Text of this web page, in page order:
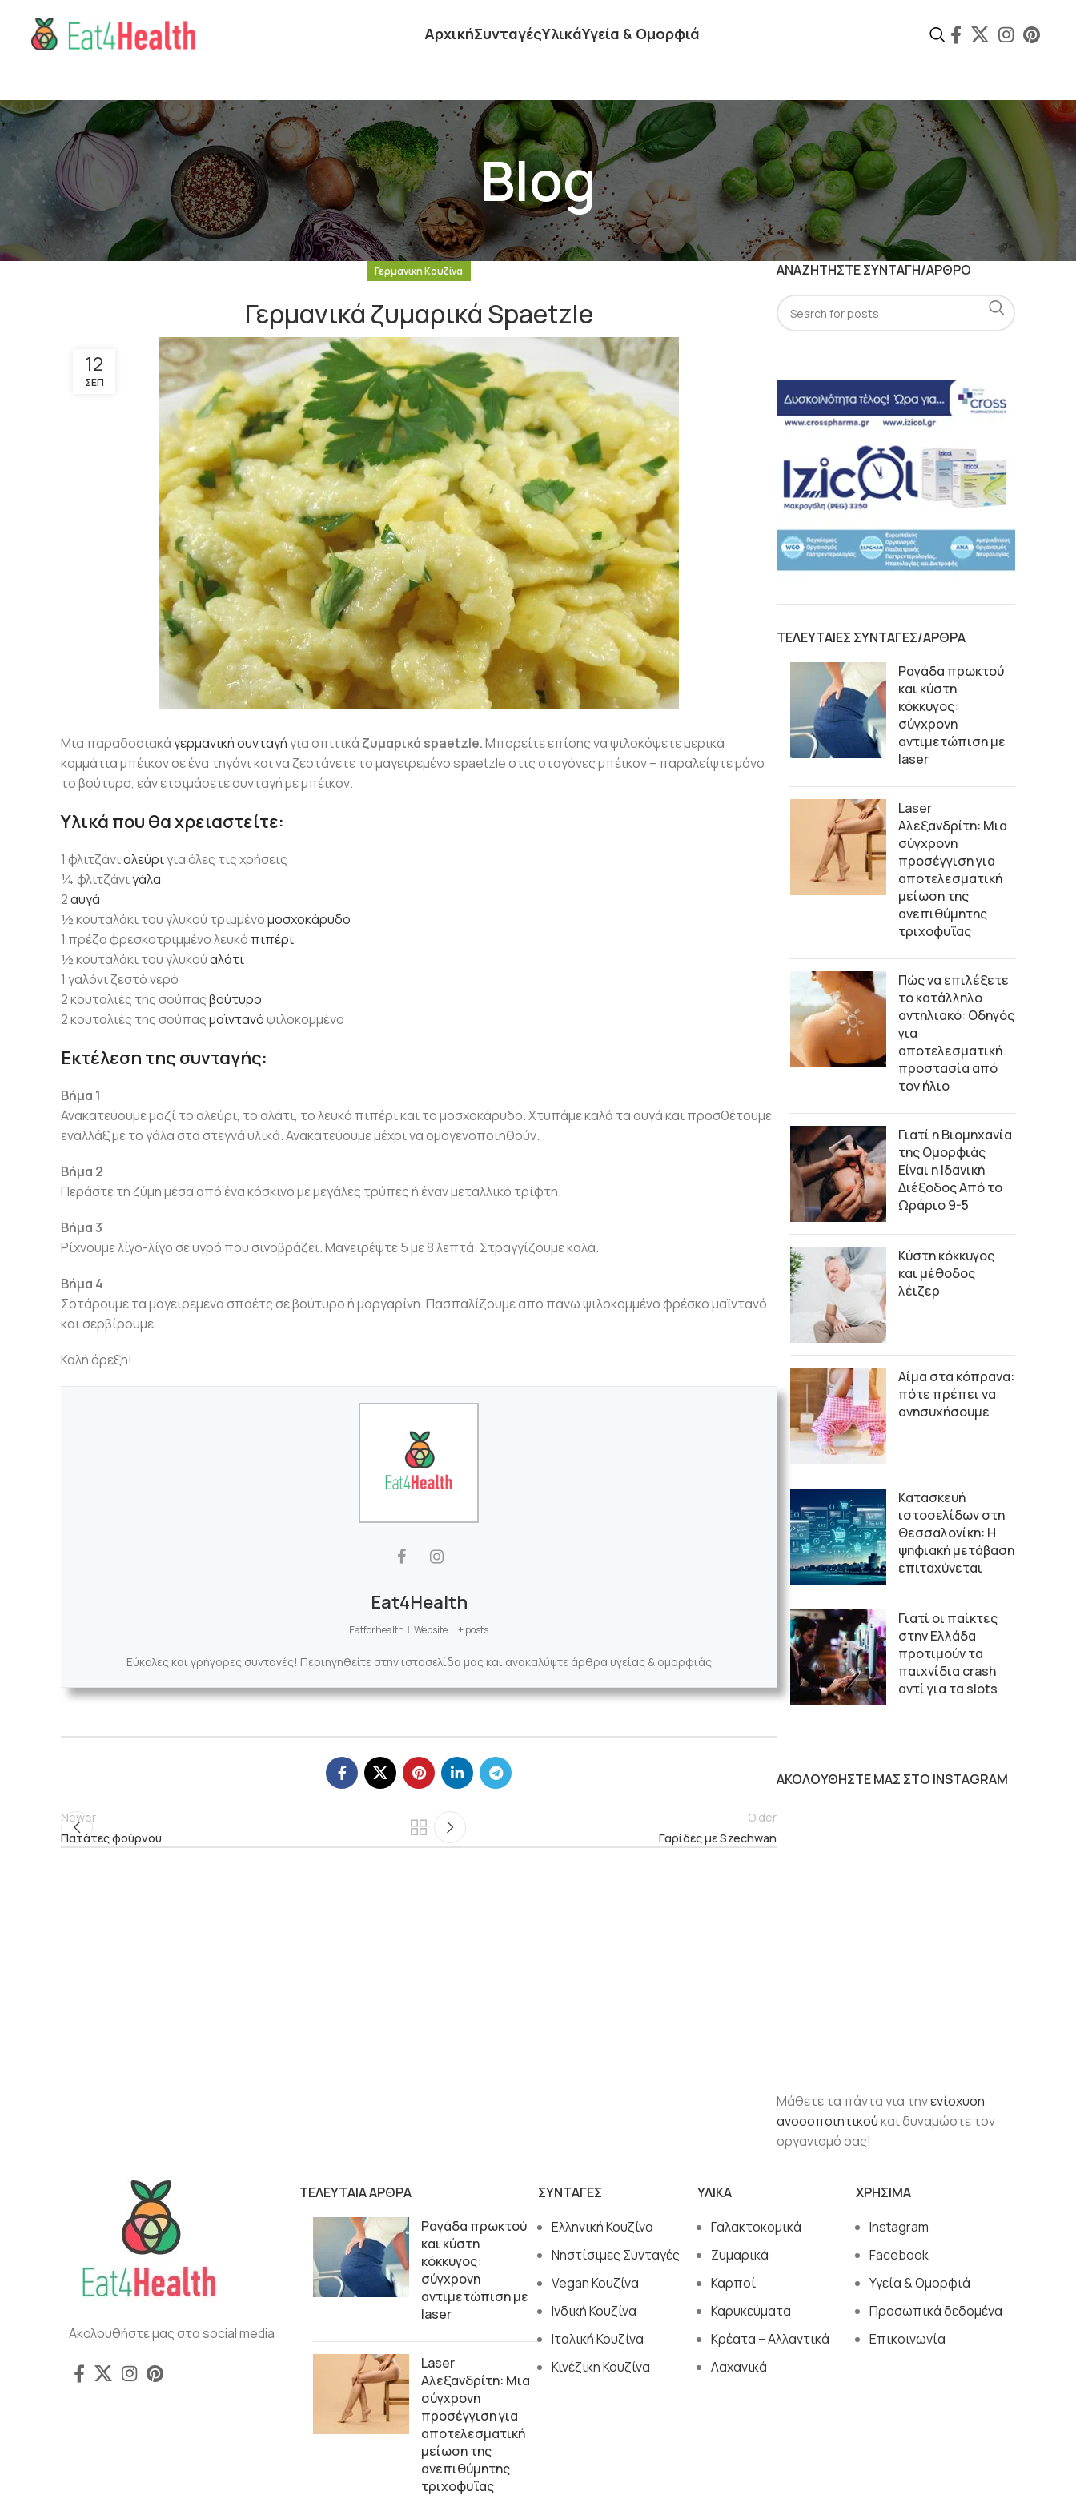
ΑρχικήΣυνταγέςΥλικάΥγεία & Ομορφιά
Blog
Γερμανική Κουζίνα
Γερμανικά ζυμαρικά Spaetzle
12
ΣΕΠ
Μια παραδοσιακάγερμανική συνταγήγια σπιτικά ζυμαρικά spaetzle.Μπορείτε επίσης να ψιλοκόψετε μερικά
κομμάτια μπέικον σε ένα τηγάνι και να ζεστάνετε το μαγειρεμένο spaetzle στις σταγόνες μπέικον – παραλείψτε μόνο
το βούτυρο, εάν ετοιμάσετε συνταγή με μπέικον.
Υλικά που θα χρειαστείτε:
1 φλιτζάνιαλεύριγια όλες τις χρήσεις
¼ φλιτζάνιγάλα
2αυγά
½ κουταλάκι του γλυκού τριμμένομοσχοκάρυδο
1 πρέζα φρεσκοτριμμένο λευκό πιπέρι
½ κουταλάκι του γλυκούαλάτι
1 γαλόνι ζεστό νερό
2 κουταλιές της σούπαςβούτυρο
2 κουταλιές της σούπαςμαϊντανόψιλοκομμένο
Εκτέλεση της συνταγής:
Βήμα 1
Ανακατεύουμε μαζί το αλεύρι, το αλάτι, το λευκό πιπέρι και το μοσχοκάρυδο. Χτυπάμε καλά τα αυγά και προσθέτουμε
εναλλάξ με το γάλα στα στεγνά υλικά. Ανακατεύουμε μέχρι να ομογενοποιηθούν.
Βήμα 2
Περάστε τη ζύμη μέσα από ένα κόσκινο με μεγάλες τρύπες ή έναν μεταλλικό τρίφτη.
Βήμα 3
Ρίχνουμε λίγο-λίγο σε υγρό που σιγοβράζει. Μαγειρέψτε 5 με 8 λεπτά. Στραγγίζουμε καλά.
Βήμα 4
Σοτάρουμε τα μαγειρεμένα σπαέτς σε βούτυρο ή μαργαρίνη. Πασπαλίζουμε από πάνω ψιλοκομμένο φρέσκο μαϊντανό
και σερβίρουμε.
Καλή όρεξη!
Eat4Health
Eatforhealth | Website | + posts
Εύκολες και γρήγορες συνταγές! Περιηγηθείτε στην ιστοσελίδα μας και ανακαλύψτε άρθρα υγείας & ομορφιάς
Newer
Πατάτες φούρνου
Older
Γαρίδες με Szechwan
ΑΝΑΖΗΤΗΣΤΕ ΣΥΝΤΑΓΗ/ΑΡΘΡΟ
ΤΕΛΕΥΤΑΙΕΣ ΣΥΝΤΑΓΕΣ/ΑΡΘΡΑ
Ραγάδα πρωκτού
και κύστη
κόκκυγος:
σύγχρονη
αντιμετώπιση με
laser
Laser
Αλεξανδρίτη: Μια
σύγχρονη
προσέγγιση για
αποτελεσματική
μείωση της
ανεπιθύμητης
τριχοφυΐας
Πώς να επιλέξετε
το κατάλληλο
αντηλιακό: Οδηγός
για
αποτελεσματική
προστασία από
τον ήλιο
Γιατί η Βιομηχανία
της Ομορφιάς
Είναι η Ιδανική
Διέξοδος Από το
Ωράριο 9-5
Κύστη κόκκυγος
και μέθοδος
λέιζερ
Αίμα στα κόπρανα:
πότε πρέπει να
ανησυχήσουμε
Κατασκευή
ιστοσελίδων στη
Θεσσαλονίκη: Η
ψηφιακή μετάβαση
επιταχύνεται
Γιατί οι παίκτες
στην Ελλάδα
προτιμούν τα
παιχνίδια crash
αντί για τα slots
ΑΚΟΛΟΥΘΗΣΤΕ ΜΑΣ ΣΤΟ INSTAGRAM
Μάθετε τα πάντα για τηνενίσχυση
ανοσοποιητικούκαι δυναμώστε τον
οργανισμό σας!
Ακολουθήστε μας στα social media:
ΤΕΛΕΥΤΑΙΑ ΑΡΘΡΑ
Ραγάδα πρωκτού
και κύστη
κόκκυγος:
σύγχρονη
αντιμετώπιση με
laser
Laser
Αλεξανδρίτη: Μια
σύγχρονη
προσέγγιση για
αποτελεσματική
μείωση της
ανεπιθύμητης
τριχοφυΐας
ΣΥΝΤΑΓΕΣ
Ελληνική Κουζίνα
Νηστίσιμες Συνταγές
Vegan Κουζίνα
Ινδική Κουζίνα
Ιταλική Κουζίνα
Κινέζικη Κουζίνα
ΥΛΙΚΑ
Γαλακτοκομικά
Ζυμαρικά
Καρποί
Καρυκεύματα
Κρέατα – Αλλαντικά
Λαχανικά
ΧΡΗΣΙΜΑ
Instagram
Facebook
Υγεία & Ομορφιά
Προσωπικά δεδομένα
Επικοινωνία